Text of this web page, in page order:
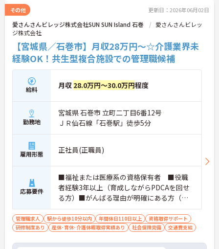
その他 更新日：2026年06月02日
愛さんさんビレッジ株式会社SUN SUN Island 石巻
愛さんさんビレッ
ジ株式会社
【宮城県／石巻市】月収28万円～☆介護業界未
経験OK！共生型複合施設での管理職候補
給料 月収 28.0万円～30.0万円程度
勤務地
宮城県 石巻市 立町二丁目6番12号
ＪＲ仙石線「石巻駅」徒歩5分
雇用形態 正社員(正職員)
応募要件
■福祉または医療系の資格保有者 ■役職
者経験3年以上（育成しながらPDCAを回せ
る方）■がんばる理由が明確にある方（理
念共感、当事者経験、原体験のお持ちの
方）いずれも満たす方 ※業界未経験可（チ
ームを達成に導いたマネージメント経験必
管理職求人 駅から徒歩10分以内 年間休日110日以上
資格取得サポート
研修制度あり
産休･育休･介護休暇取得実績あり 社会保険完備 交通費支給